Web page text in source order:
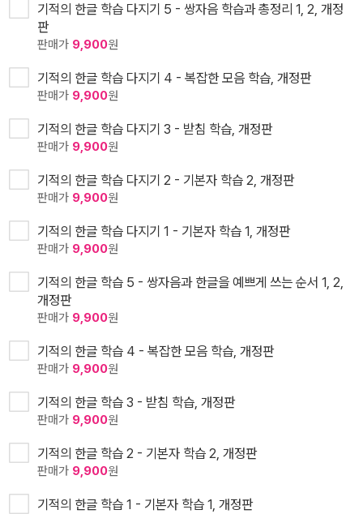
기적의 한글 학습 다지기 5 - 쌍자음 학습과 총정리 1, 2, 개정
판
판매가 9,900원
기적의 한글 학습 다지기 4 - 복잡한 모음 학습, 개정판
판매가 9,900원
기적의 한글 학습 다지기 3 - 받침 학습, 개정판
판매가 9,900원
기적의 한글 학습 다지기 2 - 기본자 학습 2, 개정판
판매가 9,900원
기적의 한글 학습 다지기 1 - 기본자 학습 1, 개정판
판매가 9,900원
기적의 한글 학습 5 - 쌍자음과 한글을 예쁘게 쓰는 순서 1, 2,
개정판
판매가 9,900원
기적의 한글 학습 4 - 복잡한 모음 학습, 개정판
판매가 9,900원
기적의 한글 학습 3 - 받침 학습, 개정판
판매가 9,900원
기적의 한글 학습 2 - 기본자 학습 2, 개정판
판매가 9,900원
기적의 한글 학습 1 - 기본자 학습 1, 개정판